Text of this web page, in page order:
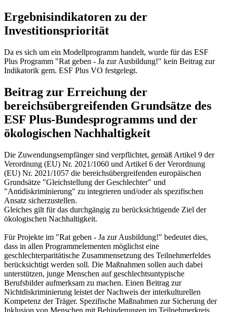
Ergebnisindikatoren zu der
Investitionspriorität
Da es sich um ein Modellprogramm handelt, wurde für das ESF
Plus Programm "Rat geben - Ja zur Ausbildung!" kein Beitrag zur
Indikatorik gem. ESF Plus VO festgelegt.
Beitrag zur Erreichung der
bereichsübergreifenden Grundsätze des
ESF Plus-Bundesprogramms und der
ökologischen Nachhaltigkeit
Die Zuwendungsempfänger sind verpflichtet, gemäß Artikel 9 der
Verordnung (EU) Nr. 2021/1060 und Artikel 6 der Verordnung
(EU) Nr. 2021/1057 die bereichsübergreifenden europäischen
Grundsätze "Gleichstellung der Geschlechter" und
"Antidiskriminierung" zu integrieren und/oder als spezifischen
Ansatz sicherzustellen.
Gleiches gilt für das durchgängig zu berücksichtigende Ziel der
ökologischen Nachhaltigkeit.
Für Projekte im "Rat geben - Ja zur Ausbildung!" bedeutet dies,
dass in allen Programmelementen möglichst eine
geschlechterparitätische Zusammensetzung des Teilnehmerfeldes
berücksichtigt werden soll. Die Maßnahmen sollen auch dabei
unterstützen, junge Menschen auf geschlechtsuntypische
Berufsbilder aufmerksam zu machen. Einen Beitrag zur
Nichtdiskriminierung leistet der Nachweis der interkulturellen
Kompetenz der Träger. Spezifische Maßnahmen zur Sicherung der
Inklusion von Menschen mit Behinderungen im Teilnehmerkreis